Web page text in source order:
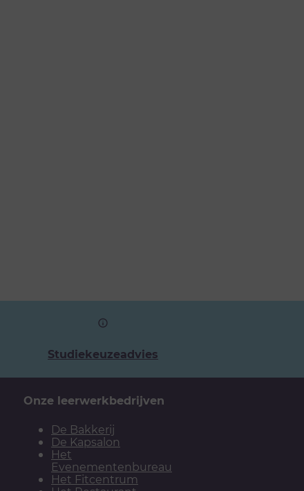
Studiekeuzeadvies
Onze leerwerkbedrijven
De Bakkerij
De Kapsalon
Het
Evenementenbureau
Het Fitcentrum